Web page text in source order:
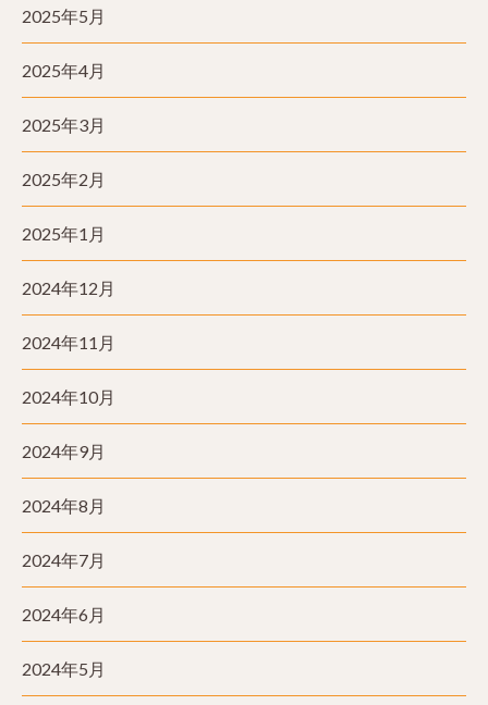
2025年5月
2025年4月
2025年3月
2025年2月
2025年1月
2024年12月
2024年11月
2024年10月
2024年9月
2024年8月
2024年7月
2024年6月
2024年5月